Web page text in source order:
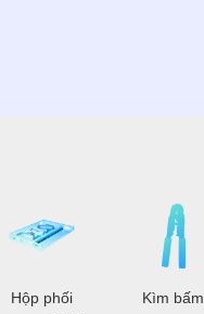
Hộp phối
Kìm bấm